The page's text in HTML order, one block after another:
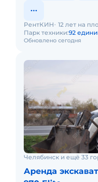
Обновлено сегодня
РентКИН 12 лет на
Парк техники:92
Челябинск и ещё 33
Аренда